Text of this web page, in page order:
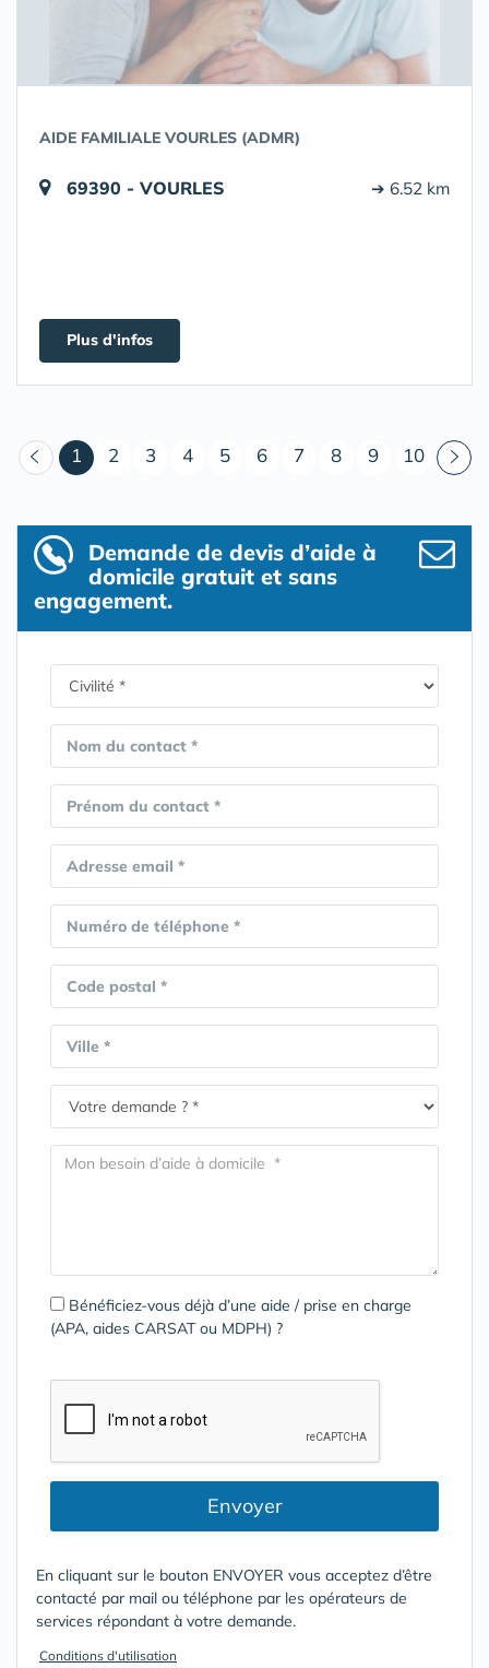
AIDE FAMILIALE VOURLES (ADMR)
69390 - VOURLES ➔ 6.52 km
Plus d'infos
1 (courant)
2 3 4 5 6 7 8 9 10
Demande de devis d’aide à
domicile gratuit et sans
engagement.
Nom du contact *
Prénom du contact *
Adresse email *
Numéro de téléphone *
Code postal *
Ville *
Bénéficiez-vous déjà d’une aide / prise en charge
(APA, aides CARSAT ou MDPH) ?
Envoyer
En cliquant sur le bouton ENVOYER vous acceptez d’être
contacté par mail ou téléphone par les opérateurs de
services répondant à votre demande.
Conditions d'utilisation